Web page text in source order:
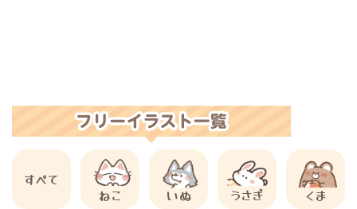
すべて
ねこ
いぬ うさぎ くま